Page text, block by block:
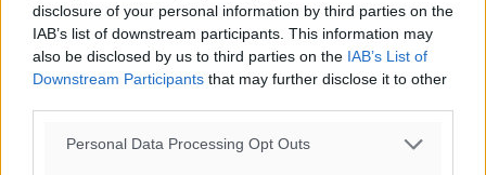
disclosure of your personal information by third parties on the
IAB’s list of downstream participants. This information may
also be disclosed by us to third parties on the IAB’s List of
Downstream Participants that may further disclose it to other
Personal Data Processing Opt Outs